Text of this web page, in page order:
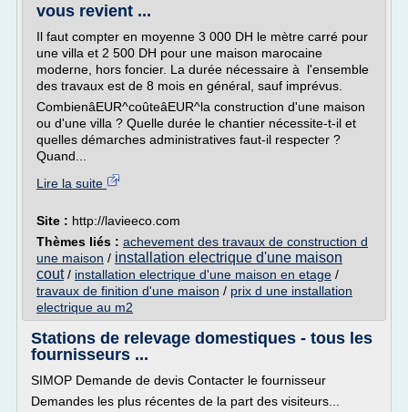
vous revient ...
Il faut compter en moyenne 3 000 DH le mètre carré pour
une villa et 2 500 DH pour une maison marocaine
moderne, hors foncier. La durée nécessaire à l'ensemble
des travaux est de 8 mois en général, sauf imprévus.
CombienâEUR^coûteâEUR^la construction d'une maison
ou d'une villa ? Quelle durée le chantier nécessite-t-il et
quelles démarches administratives faut-il respecter ?
Quand...
Lire la suite
Site : http://lavieeco.com
Thèmes liés : achevement des travaux de construction d
une maison / installation electrique d'une maison
cout/ installation electrique d'une maison en etage /
travaux de finition d'une maison / prix d une installation
electrique au m2
Stations de relevage domestiques - tous les
fournisseurs ...
SIMOP Demande de devis Contacter le fournisseur
Demandes les plus récentes de la part des visiteurs...